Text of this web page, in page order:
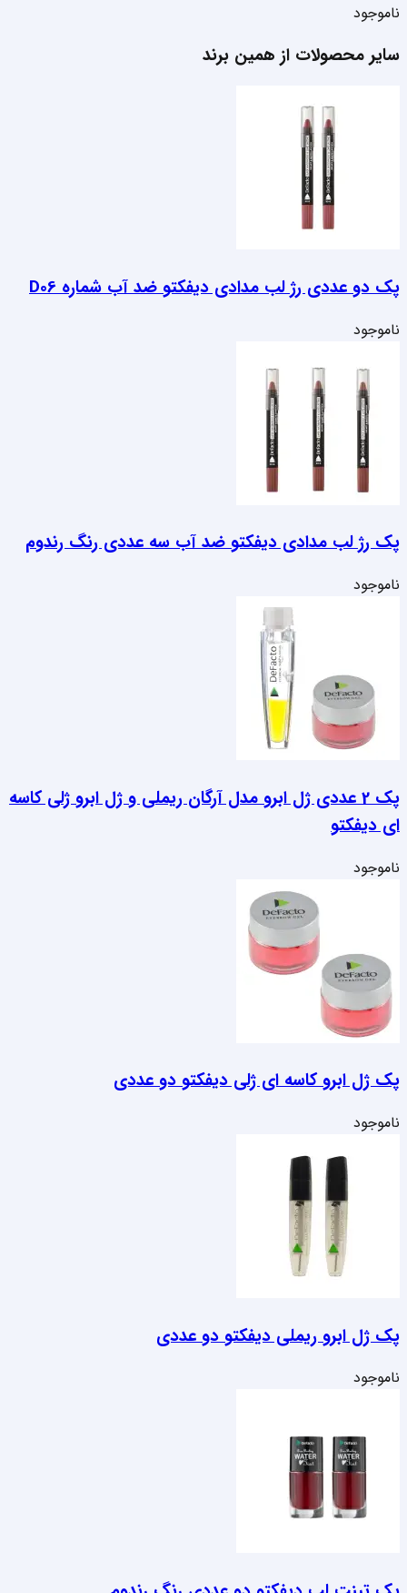
ناموجود
سایر محصولات از همین برند
پک دو عددی رژ لب مدادی دیفکتو ضد آب شماره D06
ناموجود
پک رژ لب مدادی دیفکتو ضد آب سه عددی رنگ رندوم
ناموجود
پک 2 عددی ژل ابرو مدل آرگان ریملی و ژل ابرو ژلی کاسه
ای دیفکتو
ناموجود
پک ژل ابرو کاسه ای ژلی دیفکتو دو عددی
ناموجود
پک ژل ابرو ریملی دیفکتو دو عددی
ناموجود